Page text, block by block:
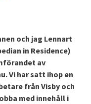
och jag Lennart
in Residence)
av
Vi har satt ihop en
från Visby och
med innehåll i